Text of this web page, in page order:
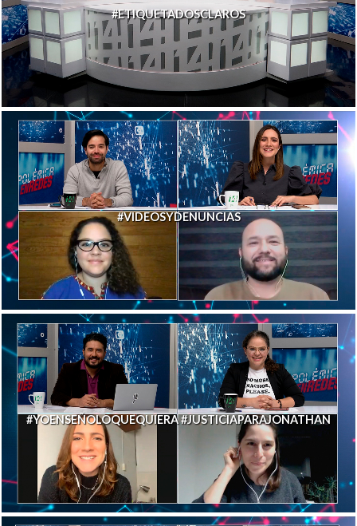
#ETIQUETADOSCLAROS
#VIDEOSYDENUNCIAS
#YOENSEÑOLOQUEQUIERA #JUSTICIAPARAJONATHAN